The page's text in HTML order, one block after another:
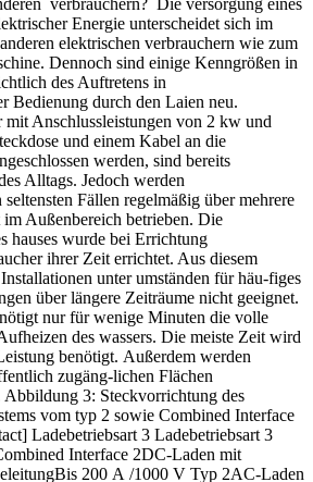
verbrauchern? Die versorgung eines
Energie unterscheidet sich im
elektrischen verbrauchern wie zum
Dennoch sind einige Kenngrößen in
des Auftretens in
Bedienung durch den Laien neu.
mit Anschlussleistungen von 2 kw und
und einem Kabel an die
werden, sind bereits
Alltags. Jedoch werden
Fällen regelmäßig über mehrere
Außenbereich betrieben. Die
hauses wurde bei Errichtung
ihrer Zeit errichtet. Aus diesem
unter umständen für häu-figes
über längere Zeiträume nicht geeignet.
nur für wenige Minuten die volle
des wassers. Die meiste Zeit wird
benötigt. Außerdem werden
zugäng-lichen Flächen
Abbildung 3: Steckvorrichtung des
vom typ 2 sowie Combined Interface
Ladebetriebsart 3 Ladebetriebsart 3
Interface 2DC-Laden mit
200 A /1000 V Typ 2AC-Laden